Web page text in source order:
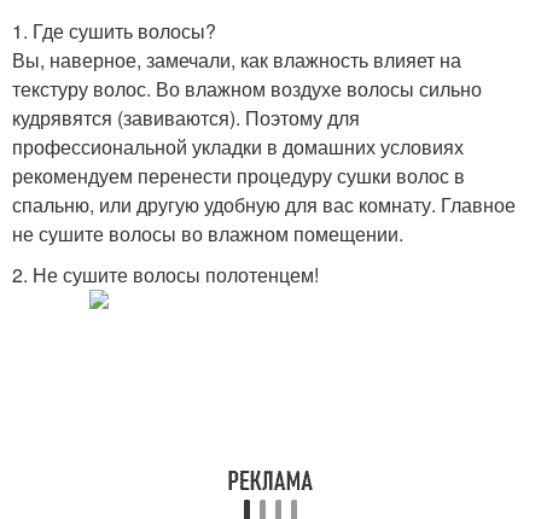
1. Где сушить волосы?
Вы, наверное, замечали, как влажность влияет на
текстуру волос. Во влажном воздухе волосы сильно
кудрявятся (завиваются). Поэтому для
профессиональной укладки в домашних условиях
рекомендуем перенести процедуру сушки волос в
спальню, или другую удобную для вас комнату. Главное
не сушите волосы во влажном помещении.
2. Не сушите волосы полотенцем!